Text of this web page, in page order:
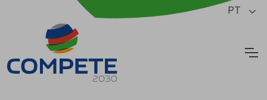
Saltar para o conteúdo principal da página PT